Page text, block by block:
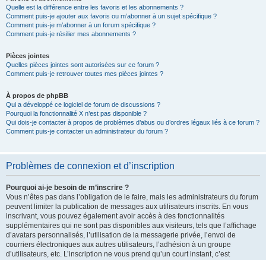
Quelle est la différence entre les favoris et les abonnements ?
Comment puis-je ajouter aux favoris ou m’abonner à un sujet spécifique ?
Comment puis-je m’abonner à un forum spécifique ?
Comment puis-je résilier mes abonnements ?
Pièces jointes
Quelles pièces jointes sont autorisées sur ce forum ?
Comment puis-je retrouver toutes mes pièces jointes ?
À propos de phpBB
Qui a développé ce logiciel de forum de discussions ?
Pourquoi la fonctionnalité X n’est pas disponible ?
Qui dois-je contacter à propos de problèmes d’abus ou d’ordres légaux liés à ce forum ?
Comment puis-je contacter un administrateur du forum ?
Problèmes de connexion et d’inscription
Pourquoi ai-je besoin de m’inscrire ?
Vous n’êtes pas dans l’obligation de le faire, mais les administrateurs du forum
peuvent limiter la publication de messages aux utilisateurs inscrits. En vous
inscrivant, vous pouvez également avoir accès à des fonctionnalités
supplémentaires qui ne sont pas disponibles aux visiteurs, tels que l’affichage
d’avatars personnalisés, l’utilisation de la messagerie privée, l’envoi de
courriers électroniques aux autres utilisateurs, l’adhésion à un groupe
d’utilisateurs, etc. L’inscription ne vous prend qu’un court instant, c’est